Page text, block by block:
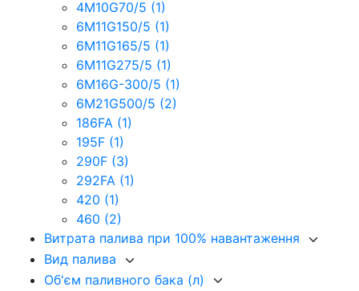
4M10G70/5 (1)
6M11G150/5 (1)
6M11G165/5 (1)
6M11G275/5 (1)
6M16G-300/5 (1)
6M21G500/5 (2)
186FA (1)
195F (1)
290F (3)
292FA (1)
420 (1)
460 (2)
Витрата палива при 100% навантаження
Вид палива
Об'єм паливного бака (л)